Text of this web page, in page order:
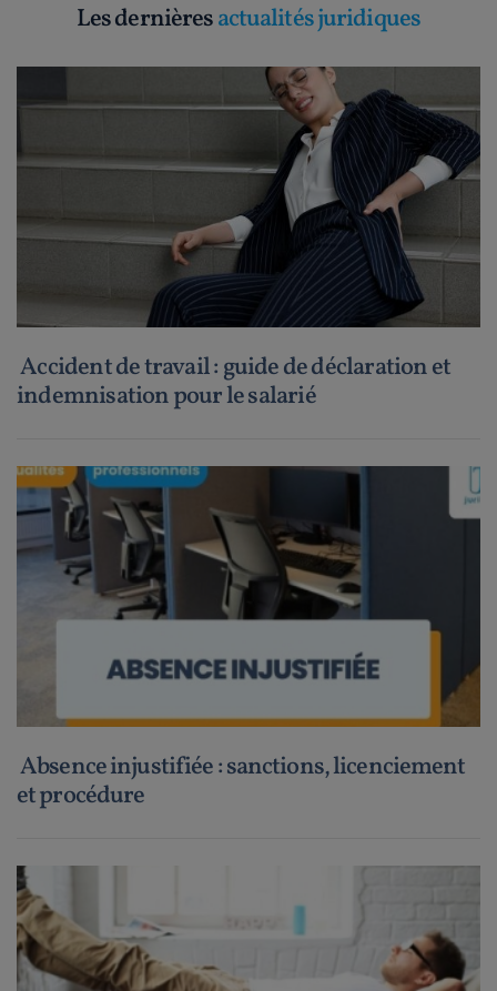
Les dernièresactualités juridiques
Accident de travail : guide de déclaration et
indemnisation pour le salarié
Absence injustifiée : sanctions, licenciement
et procédure